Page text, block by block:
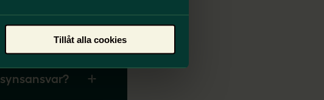
Tillåt alla cookies
och vem